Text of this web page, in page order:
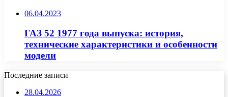
06.04.2023
ГАЗ 52 1977 года выпуска: история,
технические характеристики и особенности
модели
Последние записи
28.04.2026